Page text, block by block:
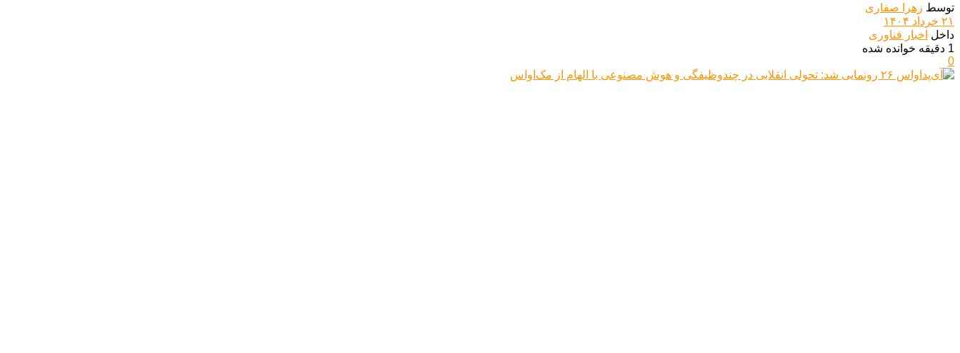
توسط زهرا صفاری
۲۱ خرداد ۱۴۰۴
داخل اخبار فناوری
1 دقیقه خوانده شده
0